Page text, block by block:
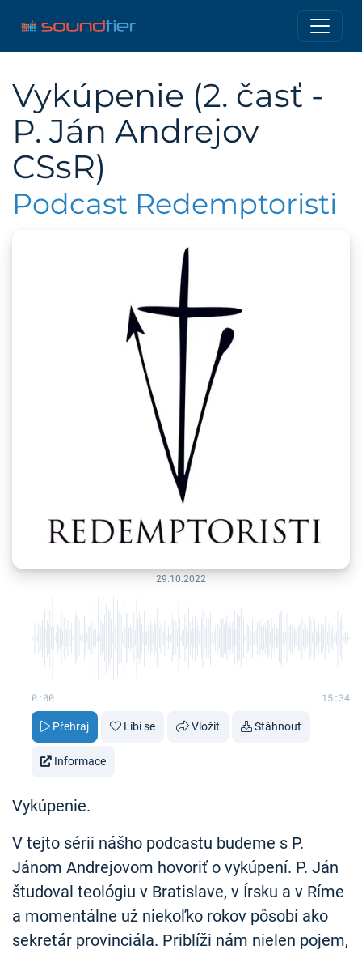
Vykúpenie (2. časť -
P. Ján Andrejov
CSsR)
Podcast Redemptoristi
29.10.2022
0:00 15:34
Přehraj Líbí se Vložit Stáhnout
Informace
Vykúpenie.
V tejto sérii nášho podcastu budeme s P.
Jánom Andrejovom hovoriť o vykúpení. P. Ján
študoval teológiu v Bratislave, v Írsku a v Ríme
a momentálne už niekoľko rokov pôsobí ako
sekretár provinciála. Priblíži nám nielen pojem,